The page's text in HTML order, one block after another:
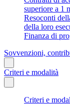
superiore a 1
Resoconti
della loro
Finanza di
Sovvenzioni,
Criteri e modalità
Criteri e